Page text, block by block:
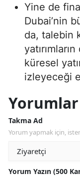
Yine de
Dubai’nin
da, talebin
küresel
izleyeceği
Yorumlar
Takma Ad
Yorum yapmak için,
Yorum Yazın (500